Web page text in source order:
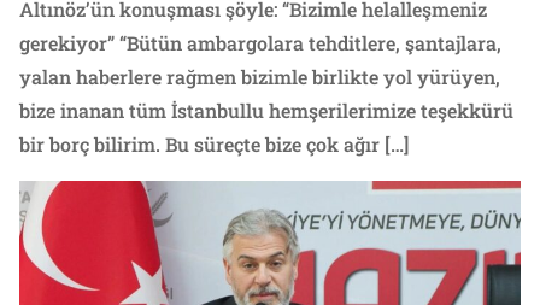
Altınöz’ün konuşması şöyle: “Bizimle helalleşmeniz
gerekiyor” “Bütün ambargolara tehditlere, şantajlara,
yalan haberlere rağmen bizimle birlikte yol yürüyen,
bize inanan tüm İstanbullu hemşerilerimize teşekkürü
bir borç bilirim. Bu süreçte bize çok ağır […]